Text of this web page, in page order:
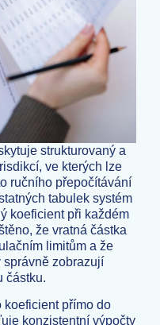
strukturovaný a
ve kterých lze
ručního přepočítávání
tabulek systém
koeficient při každém
že vratná částka
limitům a že
zobrazují
částku.
přímo do
konzistentní výpočty